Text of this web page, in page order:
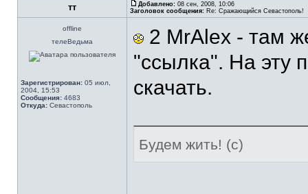
тт Добавлено: 08 сен, 2008, 10:06
Заголовок сообщения: Re: Сражающийся Севастополь!
offline
телеВедьма
Зарегистрирован: 05 июл,
2004, 15:53
Сообщения: 4683
Откуда: Севастополь
2 MrAlex - там
"ссылка". На эту
скачать.
Будем жить! (с)